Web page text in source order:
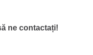
ne contactați!